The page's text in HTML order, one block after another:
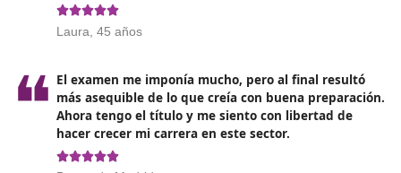
pueden abrir su propia empresa de transporte,
ofreciendo servicios personalizados y diferenciados.
generalmente se traduce en mejores
ingreso y condiciones laborales.
Además, contar con este título puede ser un factor
diferenciador en un currículum, ofreciendo una